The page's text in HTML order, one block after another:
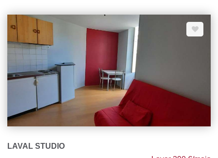
"Dossier de candidature" afin de nous transmettre votre dossier
par mail.
LAVAL STUDIO